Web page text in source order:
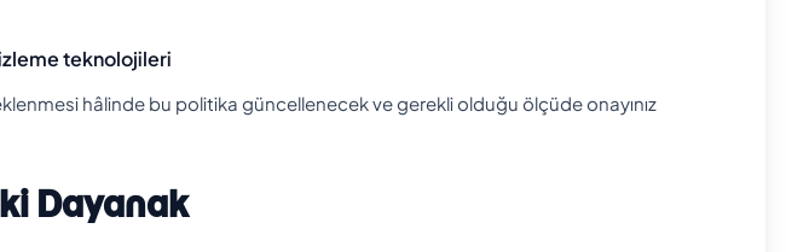
teknolojileri
hâlinde bu politika güncellenecek ve gerekli olduğu ölçüde onayınız
Dayanak